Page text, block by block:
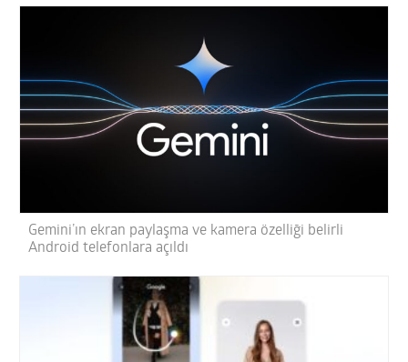
Gemini’ın ekran paylaşma ve kamera özelliği belirli
Android telefonlara açıldı